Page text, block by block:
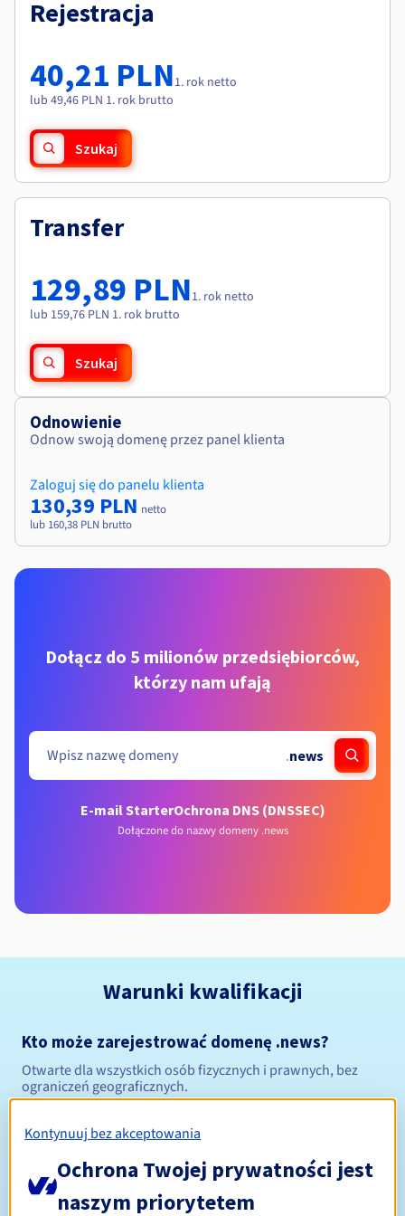
Cennik
Roadmap & Changelog
Monitorowanie
Roadmap & Changelog
Roadmap & Changelog
Roadmap & Changelog
Roadmap & Changelog
Rejestracja
40,21 PLN1. rok netto
lub 49,46 PLN 1. rok brutto
Szukaj
Transfer
129,89 PLN1. rok netto
lub 159,76 PLN 1. rok brutto
Szukaj
Odnowienie
Odnow swoją domenę przez panel klienta
Zaloguj się do panelu klienta
130,39 PLN netto
lub 160,38 PLN brutto
Dołącz do 5 milionów przedsiębiorców,
którzy nam ufają
.news
E-mail StarterOchrona DNS (DNSSEC)
Dołączone do nazwy domeny .news
Warunki kwalifikacji
Kto może zarejestrować domenę .news?
Otwarte dla wszystkich osób fizycznych i prawnych, bez
ograniczeń geograficznych.
Zasady zarządzania i powiadomienia
Okres rejestracji Od 1 do 10 lat
Kontynuuj bez akceptowania
Ochrona Twojej prywatności jest
naszym priorytetem